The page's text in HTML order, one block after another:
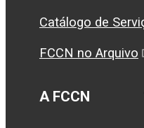
Catálogo de
FCCN no Arquivo
A FCCN